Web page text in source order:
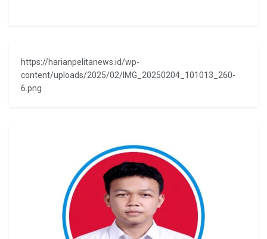
https://harianpelitanews.id/wp-
content/uploads/2025/02/IMG_20250204_101013_260-
6.png